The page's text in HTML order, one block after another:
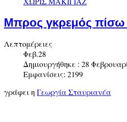
Μπρος γκρεμός πίσω
Λεπτομέρειες
Φεβ.28
Δημιουργήθηκε : 28
Εμφανίσεις: 2199
γράφει η Γεωργία Σταυριανέα